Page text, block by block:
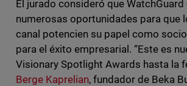
El jurado consideró que
numerosas oportunidades para que
canal potencien su papel como
para el éxito empresarial. “Este es
Visionary Spotlight Awards hasta la
Berge Kaprelian, fundador de Beka